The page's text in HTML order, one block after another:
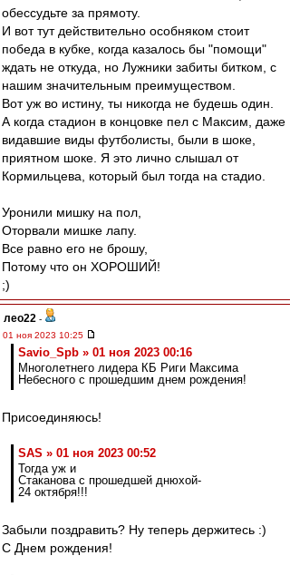
обессудьте за прямоту.
И вот тут действительно особняком стоит
победа в кубке, когда казалось бы "помощи"
ждать не откуда, но Лужники забиты битком, с
нашим значительным преимуществом.
Вот уж во истину, ты никогда не будешь один.
А когда стадион в концовке пел с Максим, даже
видавшие виды футболисты, были в шоке,
приятном шоке. Я это лично слышал от
Кормильцева, который был тогда на стадио.
Уронили мишку на пол,
Оторвали мишке лапу.
Все равно его не брошу,
Потому что он ХОРОШИЙ!
;)
лео22 -
01 ноя 2023 10:25
Savio_Spb » 01 ноя 2023 00:16
Многолетнего лидера КБ Риги Максима
Небесного с прошедшим днем рождения!
Присоединяюсь!
SAS » 01 ноя 2023 00:52
Тогда уж и
Стаканова с прошедшей днюхой-
24 октября!!!
Забыли поздравить? Ну теперь держитесь :)
С Днем рождения!